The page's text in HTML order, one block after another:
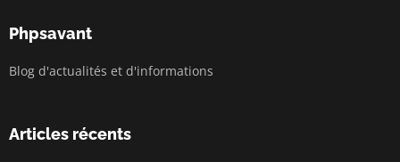
Phpsavant
Blog d'actualités et d'informations
Articles récents